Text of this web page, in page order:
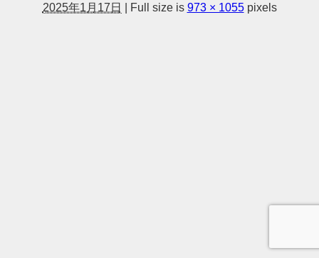
2025年1月17日
Full size is 973 × 1055pixels